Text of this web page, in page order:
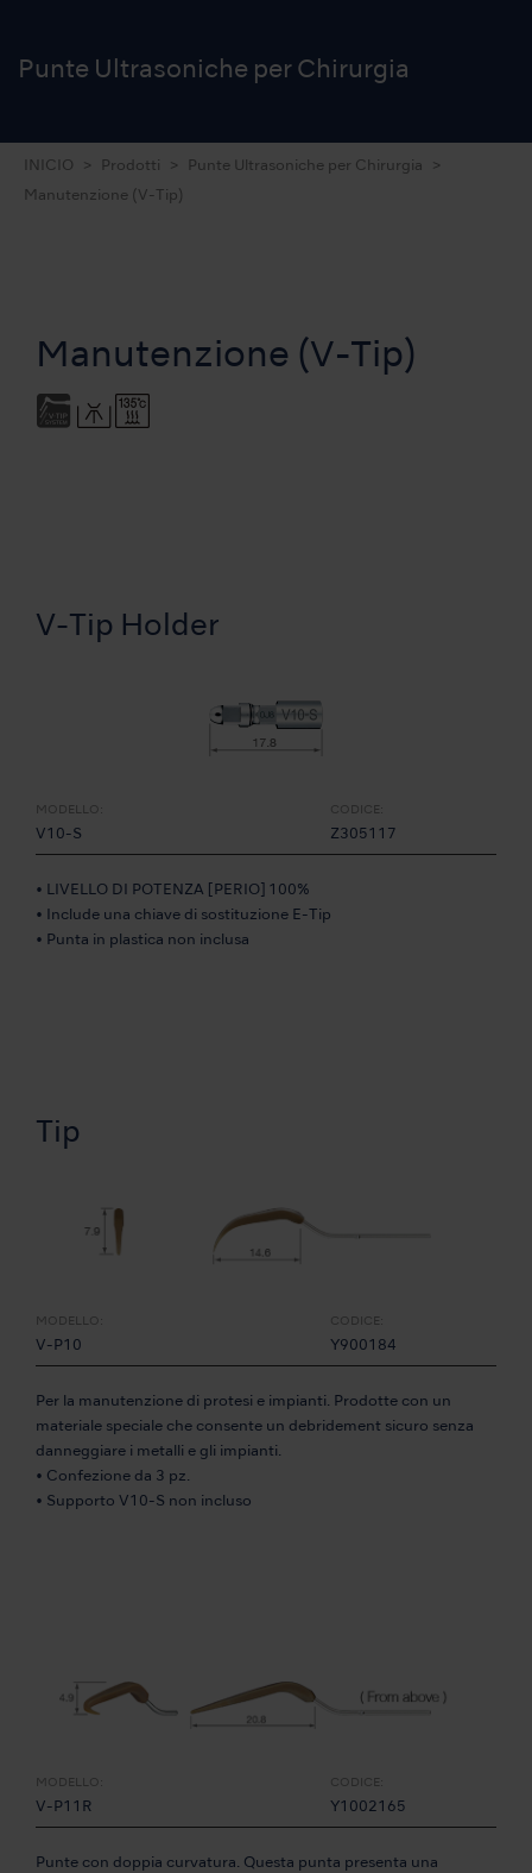
Punte Ultrasoniche per Chirurgia
INICIO Prodotti Punte Ultrasoniche per Chirurgia
Manutenzione (V-Tip)
Manutenzione (V-Tip)
V-Tip Holder
MODELLO:
V10-S
CODICE:
Z305117
• LIVELLO DI POTENZA [PERIO] 100%
• Include una chiave di sostituzione E-Tip
• Punta in plastica non inclusa
Tip
MODELLO:
V-P10
CODICE:
Y900184
Per la manutenzione di protesi e impianti. Prodotte con un
materiale speciale che consente un debridement sicuro senza
danneggiare i metalli e gli impianti.
• Confezione da 3 pz.
• Supporto V10-S non incluso
MODELLO:
V-P11R
CODICE:
Y1002165
Punte con doppia curvatura. Questa punta presenta una